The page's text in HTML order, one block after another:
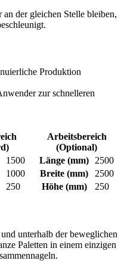
der gleichen Stelle bleiben,
Produktion
zur schnelleren
Arbeitsbereich
(Optional)
1500 Länge (mm)
2500
1000 Breite (mm)
2500
250 Höhe(mm) 250
unterhalb der beweglichen
Paletten in einem einzigen